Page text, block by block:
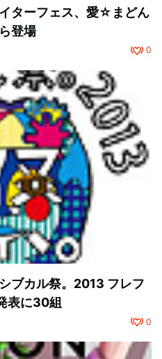
ターフェス、愛☆まどん
登場
0
ブカル祭。2013 フレフ
表に30組
0